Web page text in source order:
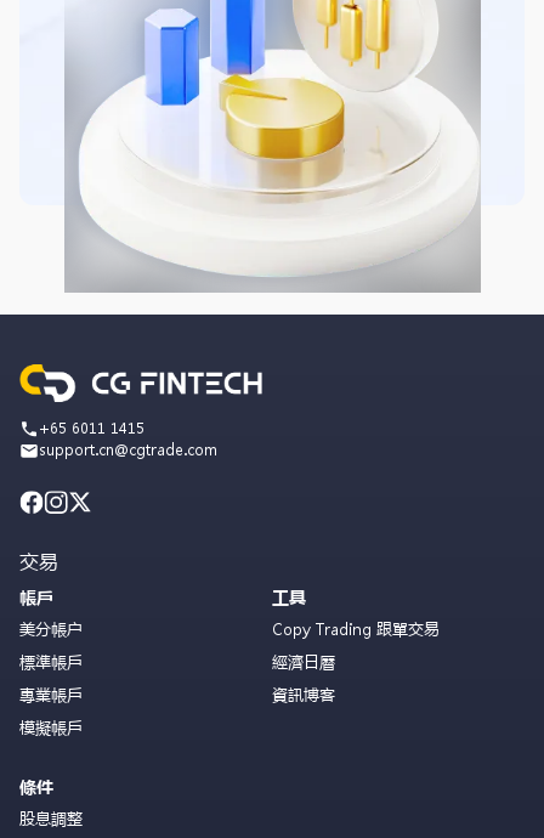
+65 6011 1415
support.cn@cgtrade.com
交易
帳戶
美分帳户
標準帳戶
專業帳戶
模擬帳戶
條件
股息調整
工具
Copy Trading 跟單交易
經濟日曆
資訊博客